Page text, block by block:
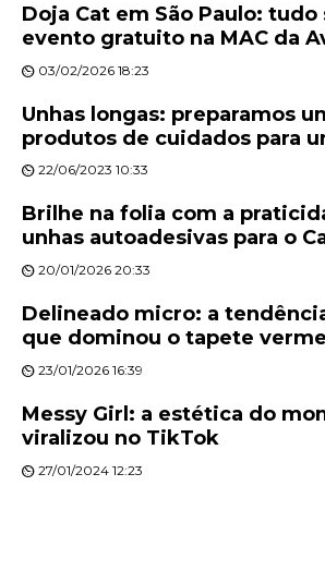
Doja Cat em São Paulo: tudo
evento gratuito na MAC da
03/02/2026 18:23
Unhas longas: preparamos
produtos de cuidados para
22/06/2023 10:33
Brilhe na folia com a
unhas autoadesivas para o
20/01/2026 20:33
Delineado micro: a
que dominou o tapete
23/01/2026 16:39
Messy Girl: a estética do
viralizou no TikTok
27/01/2024 12:23